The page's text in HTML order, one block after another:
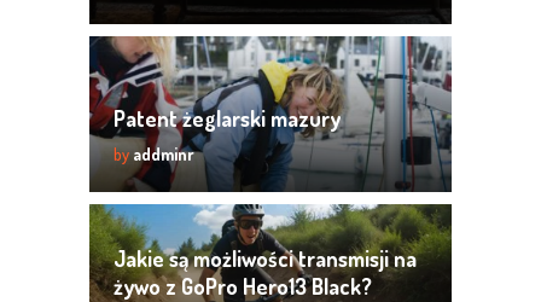
Patent żeglarski mazury
byaddminr
Jakie są możliwości transmisji na
żywo z GoPro Hero13 Black?